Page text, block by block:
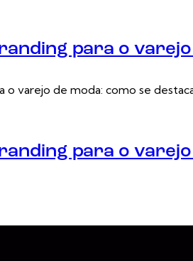
para o
para o